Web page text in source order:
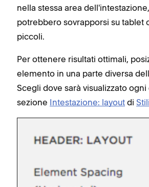
nella stessa area
potrebbero sovrapporsi su tablet
piccoli.
Per ottenere risultati ottimali,
elemento in una parte diversa
Scegli dove sarà visualizzato
sezione Intestazione: layout di